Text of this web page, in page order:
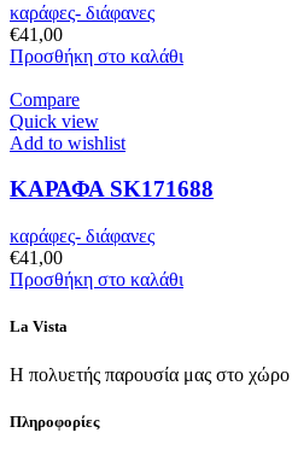
καράφες- διάφανες
€41,00
Προσθήκη στο καλάθι
Compare
Quick view
Add to wishlist
ΚΑΡΑΦΑ SK171688
καράφες- διάφανες
€41,00
Προσθήκη στο καλάθι
La Vista
Η πολυετής παρουσία μας στο χώρο
Πληροφορίες